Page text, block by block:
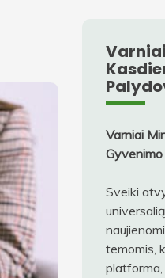
Varniai
Sveiki
temomis,
platforma,